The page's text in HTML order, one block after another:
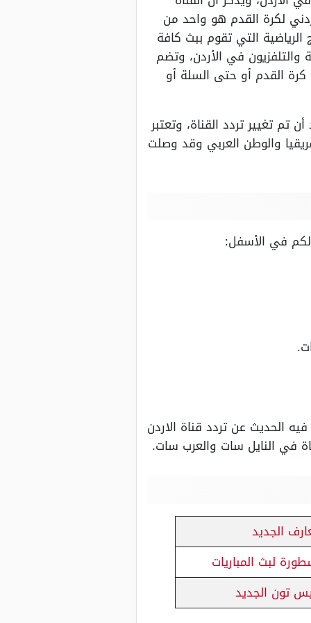
لكرة القدم هو واحد من
الرياضية التي تقوم ببث كافة
والتلفزيون في الأردن، وتضم
كرة القدم أو حتى السلة أو
تم تغيير تردد القناة، وتعتبر
والوطن العربي وقد وصلت
لكم في الأسفل:
الحديث عن تردد قناة الاردن
الجديد
لبث المباريات
تون الجديد